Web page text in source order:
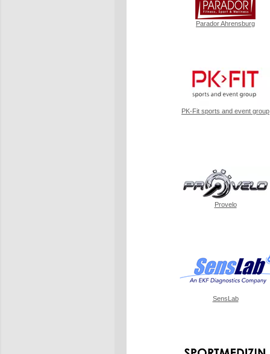
Parador Ahrensburg
PK-Fit sports and event group
Provelo
SensLab